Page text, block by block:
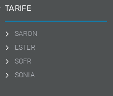
TARIFE
SARON
ESTER
SOFR
SONIA